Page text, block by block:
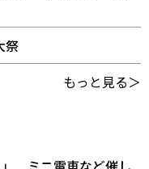
祭
もっと見る＞